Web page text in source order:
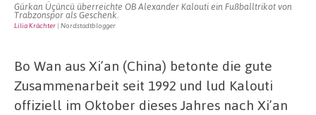
Gürkan Üçüncü überreichte OB Alexander Kalouti ein Fußballtrikot von
Trabzonspor als Geschenk.
Lilia Krächter | Nordstadtblogger
Bo Wan aus Xi’an (China) betonte die gute
Zusammenarbeit seit 1992 und lud Kalouti
offiziell im Oktober dieses Jahres nach Xi’an